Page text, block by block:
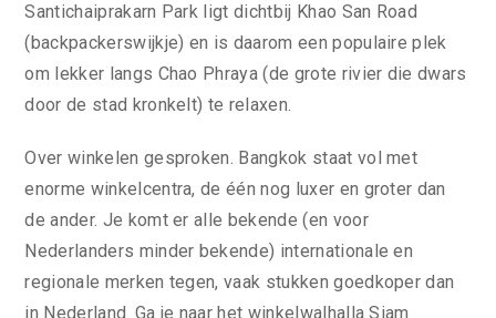
Santichaiprakarn Park ligt dichtbij Khao San Road
(backpackerswijkje) en is daarom een populaire plek
om lekker langs Chao Phraya (de grote rivier die dwars
door de stad kronkelt) te relaxen.
Over winkelen gesproken. Bangkok staat vol met
enorme winkelcentra, de één nog luxer en groter dan
de ander. Je komt er alle bekende (en voor
Nederlanders minder bekende) internationale en
regionale merken tegen, vaak stukken goedkoper dan
in Nederland. Ga je naar het winkelwalhalla Siam